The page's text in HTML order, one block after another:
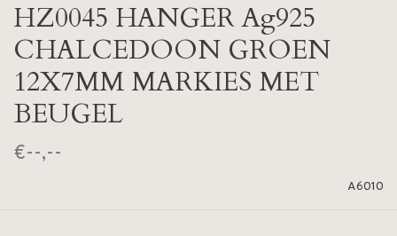
HZ0045 HANGER Ag925
CHALCEDOON GROEN
12X7MM MARKIES MET
BEUGEL
€--,--
A6010